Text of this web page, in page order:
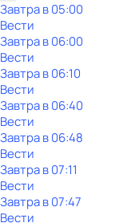
Завтра в 05:00
Вести
Завтра в 06:00
Вести
Завтра в 06:10
Вести
Завтра в 06:40
Вести
Завтра в 06:48
Вести
Завтра в 07:11
Вести
Завтра в 07:47
Вести